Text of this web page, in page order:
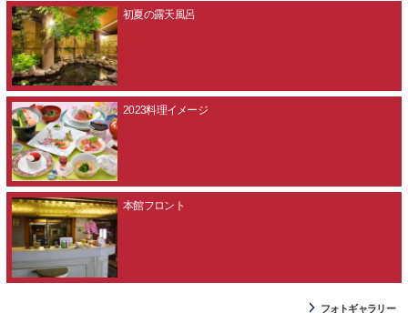
初夏の露天風呂
2023料理イメージ
本館フロント
フォトギャラリー